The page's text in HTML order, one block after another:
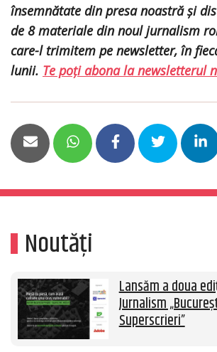
însemnătate din presa noastră și
de 8 materiale din noul jurnalism
care-l trimitem pe newsletter, în
lunii. Te poți abona la newsletterul
Noutăți
Lansăm a doua
Jurnalism
Superscrieri”